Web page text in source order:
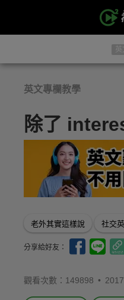
英
英文專欄教學
除了
老外其實這樣說 社交
分享給好友：
觀看次數：149898 •